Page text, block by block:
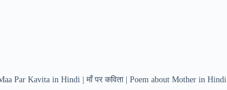
Par Kavita in Hindi | माँ पर कविता | Poem about Mother in Hindi